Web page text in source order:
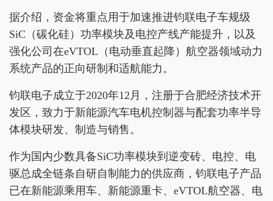
据介绍，资金将重点用于加速推进钧联电子车规级
SiC（碳化硅）功率模块及电控产线产能提升，以及
强化公司在eVTOL（电动垂直起降）航空器领域动力
系统产品的正向研制和适航能力。
钧联电子成立于2020年12月，注册于合肥经济技术开
发区，致力于新能源汽车电机控制器与配套功率半导
体模块研发、制造与销售。
作为国内少数具备SiC功率模块到逆变砖、电控、电
驱总成全链条自研自制能力的供应商，钧联电子产品
已在新能源乘用车、新能源重卡、eVTOL航空器、电